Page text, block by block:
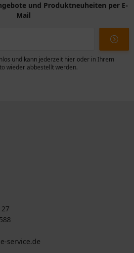
und Produktneuheiten per E-
Mail
und kann jederzeit hier oder in Ihrem
wieder abbestellt werden.
service.de